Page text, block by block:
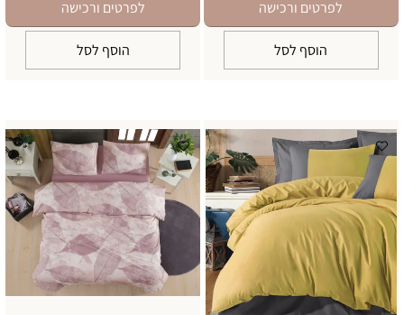
לפרטים ורכישה
הוסף לסל
לפרטים ורכישה
הוסף לסל